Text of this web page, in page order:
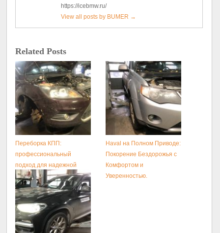
https://icebmw.ru/
View all posts by BUMER →
Related Posts
Переборка КПП:
профессиональный
подход для надежной
работы вашего
автомобиля
Haval на Полном Приводе:
Покорение Бездорожья с
Комфортом и
Уверенностью.